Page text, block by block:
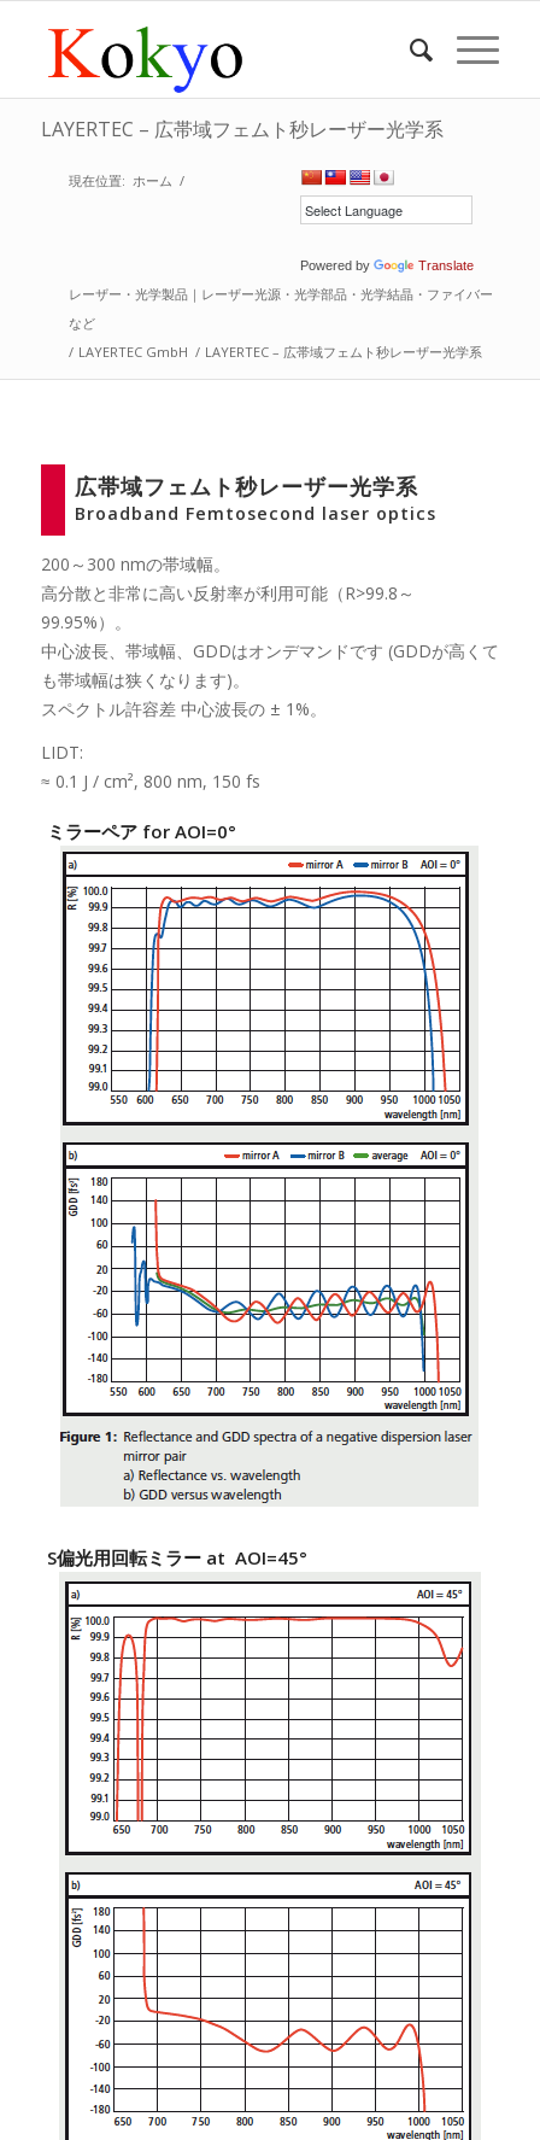
LAYERTEC – 広帯域フェムト秒レーザー光学系
Powered by Translate
現在位置: ホーム /
レーザー・光学製品｜レーザー光源・光学部品・光学結晶・ファイバー
など
/ LAYERTEC GmbH / LAYERTEC – 広帯域フェムト秒レーザー光学系
広帯域フェムト秒レーザー光学系
Broadband Femtosecond laser optics
200～300 nmの帯域幅。
高分散と非常に高い反射率が利用可能（R>99.8～
99.95%）。
中心波長、帯域幅、GDDはオンデマンドです (GDDが高くて
も帯域幅は狭くなります)。
スペクトル許容差 中心波長の ± 1%。
LIDT:
≈ 0.1 J / cm², 800 nm, 150 fs
ミラーペア for AOI=0°
S偏光用回転ミラー at AOI=45°